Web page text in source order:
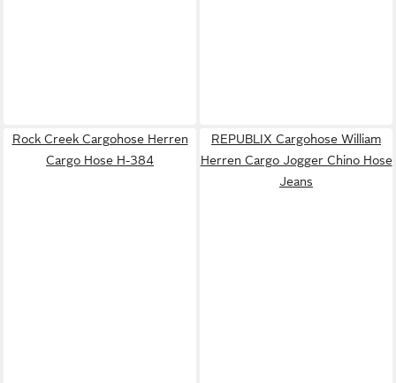
Rock Creek Cargohose Herren
Cargo Hose H-384
REPUBLIX Cargohose William
Herren Cargo Jogger Chino Hose
Jeans